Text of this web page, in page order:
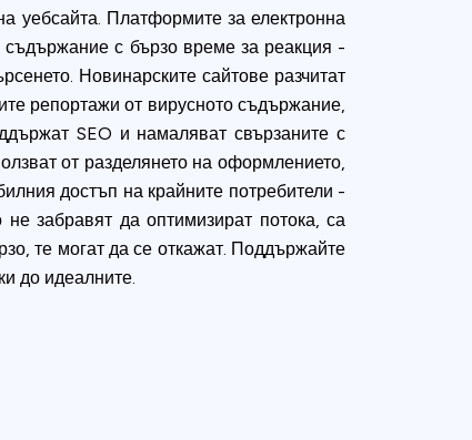
уебсайта. Платформите за електронна
съдържание с бързо време за реакция -
Новинарските сайтове разчитат
репортажи от вирусното съдържание,
SEO и намаляват свързаните с
от разделянето на оформлението,
достъп на крайните потребители -
забравят да оптимизират потока, са
те могат да се откажат. Поддържайте
до идеалните.